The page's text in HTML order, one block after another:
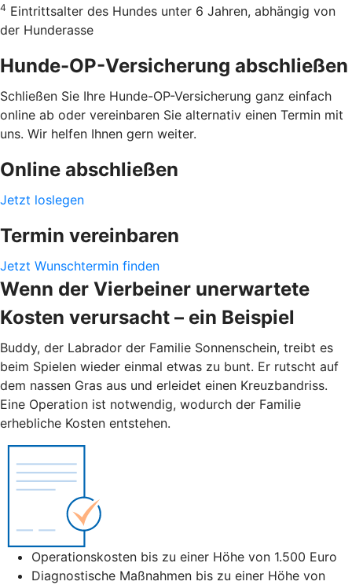
4 Eintrittsalter des Hundes unter 6 Jahren, abhängig von
der Hunderasse
Hunde-OP-Versicherung abschließen
Schließen Sie Ihre Hunde-OP-Versicherung ganz einfach
online ab oder vereinbaren Sie alternativ einen Termin mit
uns. Wir helfen Ihnen gern weiter.
Online abschließen
Jetzt loslegen
Termin vereinbaren
Jetzt Wunschtermin finden
Wenn der Vierbeiner unerwartete
Kosten verursacht – ein Beispiel
Buddy, der Labrador der Familie Sonnenschein, treibt es
beim Spielen wieder einmal etwas zu bunt. Er rutscht auf
dem nassen Gras aus und erleidet einen Kreuzbandriss.
Eine Operation ist notwendig, wodurch der Familie
erhebliche Kosten entstehen.
Operationskosten bis zu einer Höhe von 1.500 Euro
Diagnostische Maßnahmen bis zu einer Höhe von